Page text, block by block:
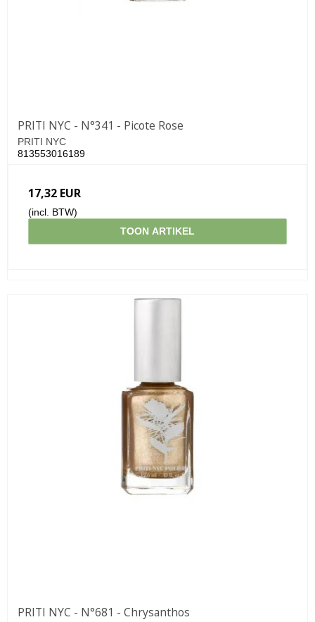
PRITI NYC - N°341 - Picote Rose
PRITI NYC
813553016189
17,32 EUR
(incl. BTW)
TOON ARTIKEL
PRITI NYC - N°681 - Chrysanthos